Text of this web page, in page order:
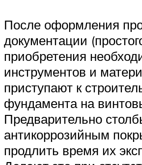
После оформления
документации
приобретения
инструментов и
приступают к
фундамента на
Предварительно
антикоррозийным
продлить время их